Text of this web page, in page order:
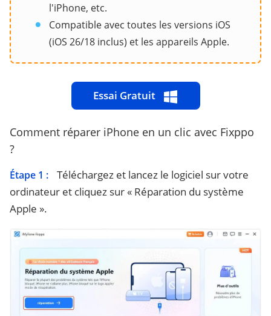
l'iPhone, etc.
Compatible avec toutes les versions iOS
(iOS 26/18 inclus) et les appareils Apple.
Essai Gratuit
Comment réparer iPhone en un clic avec Fixppo
?
Étape 1 :
Téléchargez et lancez le logiciel sur votre
ordinateur et cliquez sur « Réparation du système
Apple ».